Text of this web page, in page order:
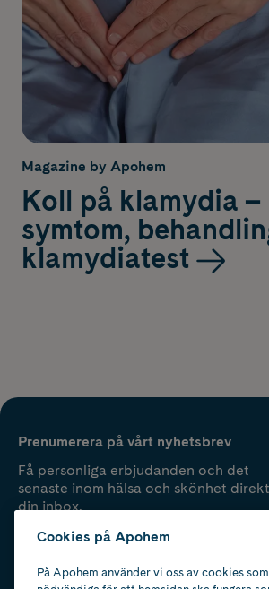
Magazine by Apohem
Koll på klamydia –
symtom,
klamydiatest
Prenumerera på vårt nyhetsbrev
Få personliga erbjudanden och det
senaste inom hälsa och skönhet
din inbox.
Cookies på Apohem
På Apohem använder vi oss av cookies